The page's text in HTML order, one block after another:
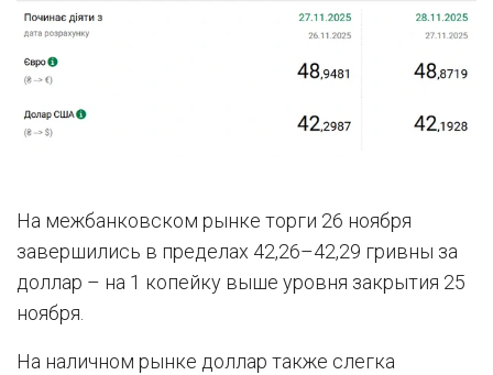
На межбанковском рынке торги 26 ноября
завершились в пределах 42,26–42,29 гривны за
доллар – на 1 копейку выше уровня закрытия 25
ноября.
На наличном рынке доллар также слегка